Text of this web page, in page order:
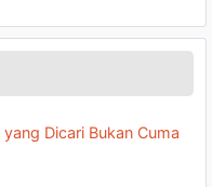
Dicari Bukan Cuma